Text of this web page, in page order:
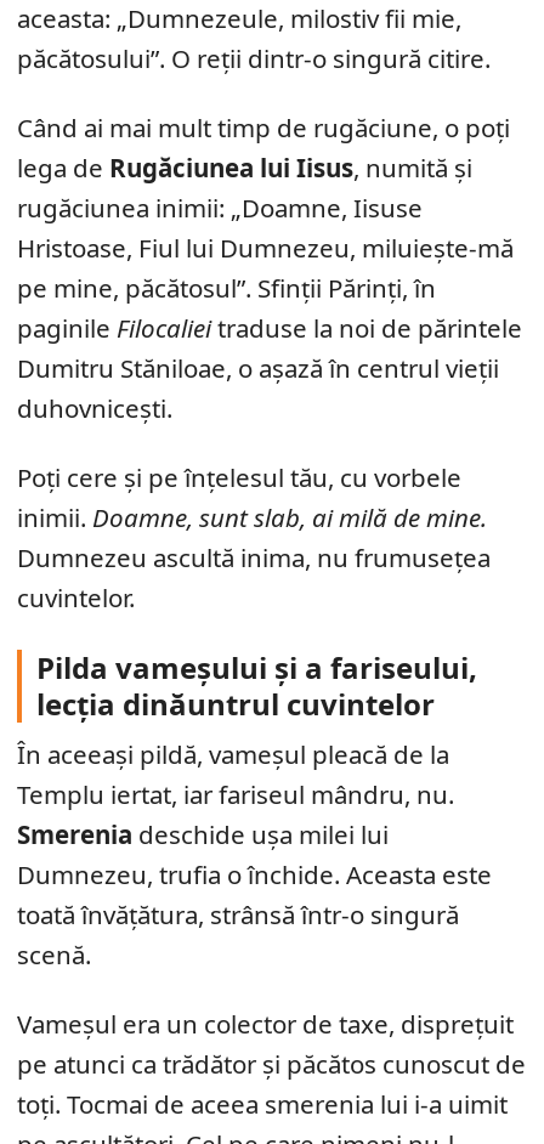
aceasta: „Dumnezeule, milostiv fii mie,
păcătosului”. O reții dintr-o singură citire.
Când ai mai mult timp de rugăciune, o poți
lega de Rugăciunea lui Iisus, numită și
rugăciunea inimii: „Doamne, Iisuse
Hristoase, Fiul lui Dumnezeu, miluiește-mă
pe mine, păcătosul”. Sfinții Părinți, în
paginile Filocalieitraduse la noi de părintele
Dumitru Stăniloae, o așază în centrul vieții
duhovnicești.
Poți cere și pe înțelesul tău, cu vorbele
inimii. Doamne, sunt slab, ai milă de mine.
Dumnezeu ascultă inima, nu frumusețea
cuvintelor.
Pilda vameșului și a fariseului,
lecția dinăuntrul cuvintelor
În aceeași pildă, vameșul pleacă de la
Templu iertat, iar fariseul mândru, nu.
Smerenia deschide ușa milei lui
Dumnezeu, trufia o închide. Aceasta este
toată învățătura, strânsă într-o singură
scenă.
Vameșul era un colector de taxe, disprețuit
pe atunci ca trădător și păcătos cunoscut de
toți. Tocmai de aceea smerenia lui i-a uimit